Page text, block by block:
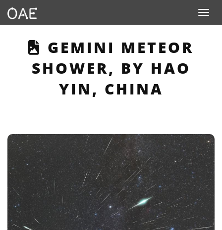
Toggle
THIS PAGE
GEMINI METEOR
SHOWER, BY HAO
YIN, CHINA